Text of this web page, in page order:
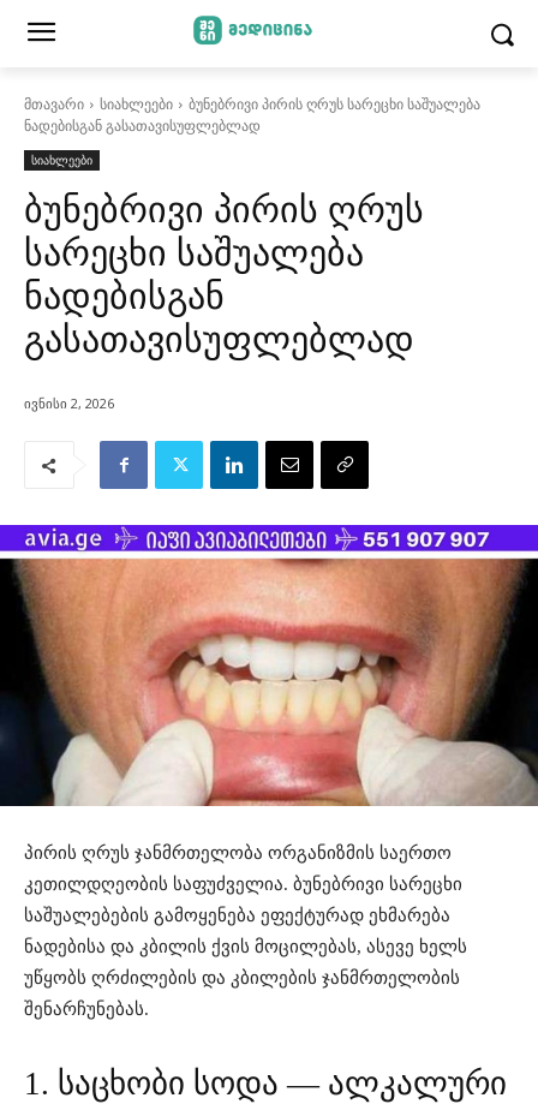
მთავარი სიახლეები
ბუნებრივი პირის ღრუს სარეცხი საშუალება
ნადებისგან გასათავისუფლებლად
სიახლეები
ბუნებრივი პირის ღრუს
სარეცხი საშუალება
ნადებისგან
გასათავისუფლებლად
ივნისი 2, 2026
პირის ღრუს ჯანმრთელობა ორგანიზმის საერთო
კეთილდღეობის საფუძველია. ბუნებრივი სარეცხი
საშუალებების გამოყენება ეფექტურად ეხმარება
ნადებისა და კბილის ქვის მოცილებას, ასევე ხელს
უწყობს ღრძილების და კბილების ჯანმრთელობის
შენარჩუნებას.
1. საცხობი სოდა — ალკალური